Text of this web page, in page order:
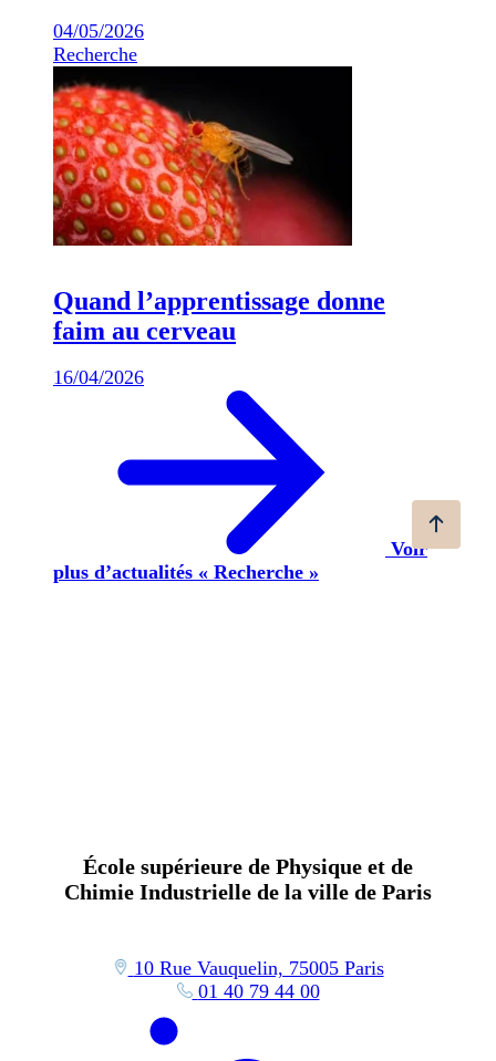
04/05/2026
Recherche
Quand l’apprentissage donne
faim au cerveau
16/04/2026
Voir
plus d’actualités « Recherche »
École supérieure de Physique et de
Chimie Industrielle de la ville de Paris
10 Rue Vauquelin, 75005 Paris
01 40 79 44 00